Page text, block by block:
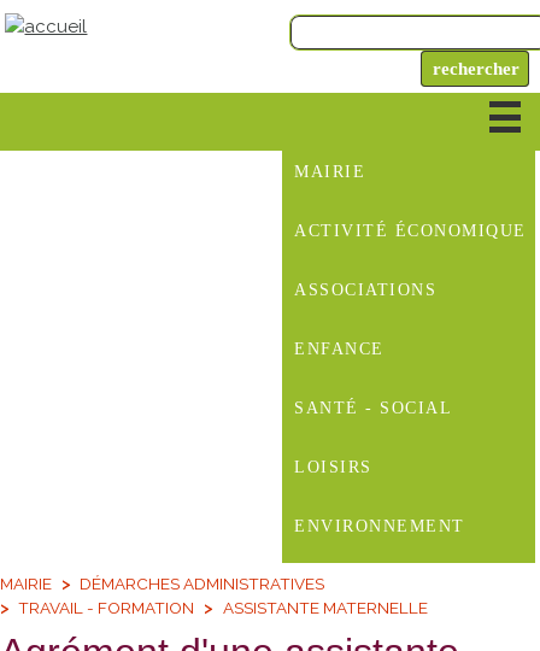
MAIRIE
ACTIVITÉ ÉCONOMIQUE
ASSOCIATIONS
ENFANCE
SANTÉ - SOCIAL
LOISIRS
ENVIRONNEMENT
MAIRIE
DÉMARCHES ADMINISTRATIVES
TRAVAIL - FORMATION
ASSISTANTE MATERNELLE